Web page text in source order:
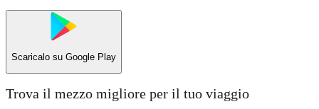
Scaricalo su Google Play
Trova il mezzo migliore per il tuo viaggio